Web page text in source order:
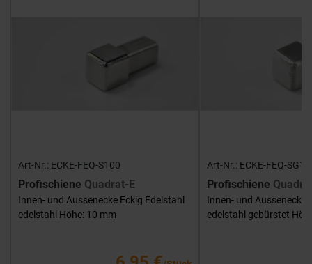
Art-Nr.: ECKE-FEQ-S100
Profischiene Quadrat-E
Innen- und Aussenecke Eckig Edelstahl
edelstahl Höhe: 10 mm
Art-Nr.: ECKE-FEQ-
Profischiene
Innen- und Aussenecke
edelstahl gebürstet